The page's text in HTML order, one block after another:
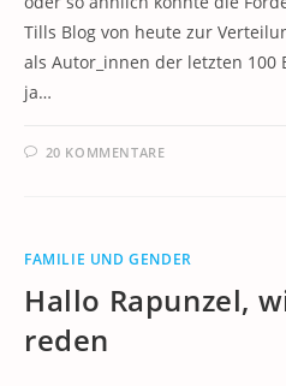
Tills Blog von heute zur
als Autor_innen der letzten 100
ja…
20 KOMMENTARE
FAMILIE UND GENDER
Hallo Rapunzel,
reden